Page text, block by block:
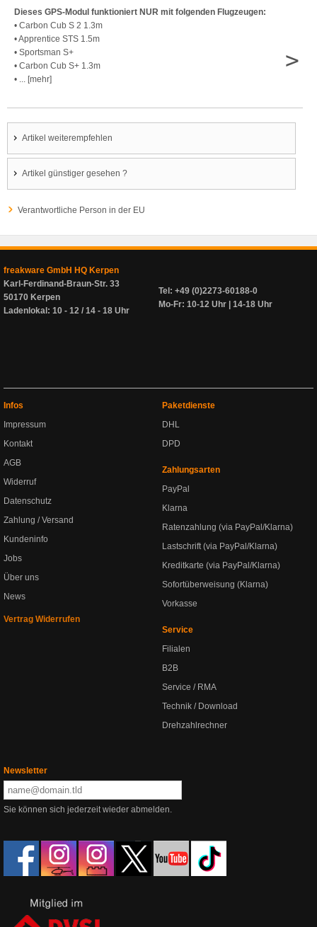
Dieses GPS-Modul funktioniert NUR mit folgenden Flugzeugen:
• Carbon Cub S 2 1.3m
• Apprentice STS 1.5m
• Sportsman S+
• Carbon Cub S+ 1.3m
• ... [mehr]
>
Artikel weiterempfehlen
Artikel günstiger gesehen ?
Verantwortliche Person in der EU
freakware GmbH HQ Kerpen
Karl-Ferdinand-Braun-Str. 33
50170 Kerpen
Ladenlokal: 10 - 12 / 14 - 18 Uhr
Tel: +49 (0)2273-60188-0
Mo-Fr: 10-12 Uhr | 14-18 Uhr
Infos
Impressum
Kontakt
AGB
Widerruf
Datenschutz
Zahlung / Versand
Kundeninfo
Jobs
Über uns
News
Vertrag Widerrufen
Paketdienste
DHL
DPD
Zahlungsarten
PayPal
Klarna
Ratenzahlung (via PayPal/Klarna)
Lastschrift (via PayPal/Klarna)
Kreditkarte (via PayPal/Klarna)
Sofortüberweisung (Klarna)
Vorkasse
Service
Filialen
B2B
Service / RMA
Technik / Download
Drehzahlrechner
Newsletter
Sie können sich jederzeit wieder abmelden.